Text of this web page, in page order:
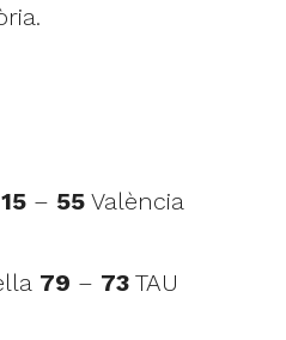
15 – 55 València
79 – 73 TAU